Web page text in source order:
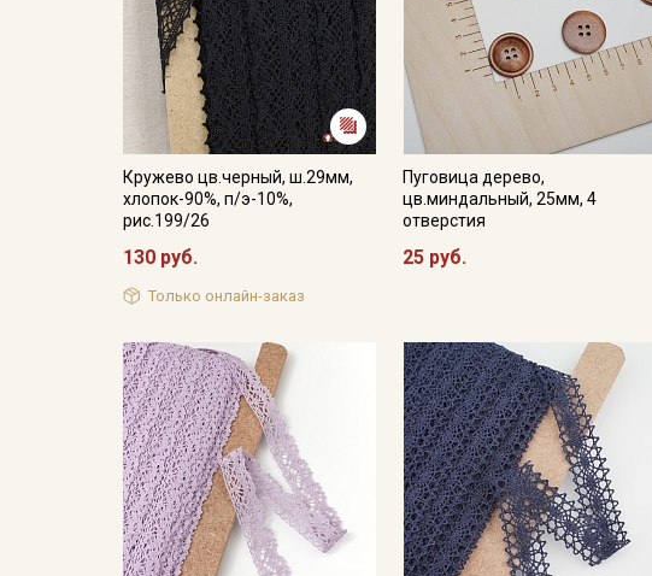
Кружево цв.черный, ш.29мм,
хлопок-90%, п/э-10%,
рис.199/26
130 руб.
Только онлайн-заказ
Пуговица дерево,
цв.миндальный, 25мм, 4
отверстия
25 руб.